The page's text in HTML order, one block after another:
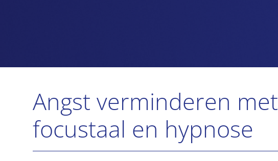
Angst verminderen met
focustaal en hypnose